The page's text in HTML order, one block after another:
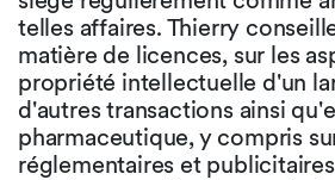
telles affaires. Thierry
matière de licences, sur les
propriété intellectuelle d'un
d'autres transactions ainsi
pharmaceutique, y compris
réglementaires et